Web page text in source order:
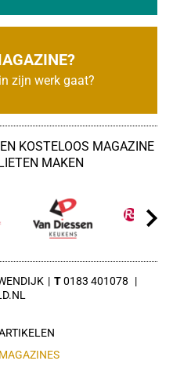
zijn werk gaat?
KOSTELOOS MAGAZINE
MAKEN
0183 401078
MAGAZINES